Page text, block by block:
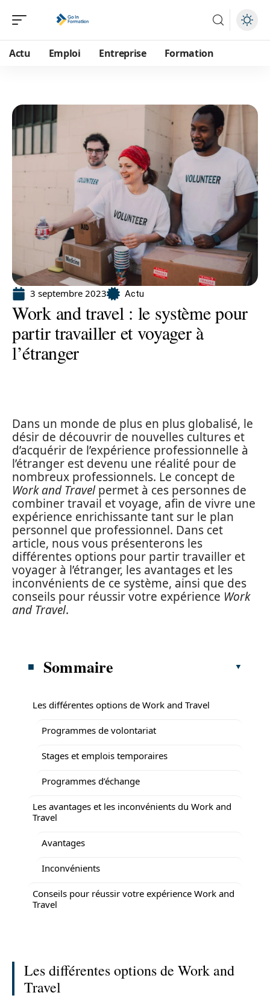
Actu Emploi Entreprise Formation
3 septembre 2023 Actu
Work and travel : le système pour
partir travailler et voyager à
l’étranger
Dans un monde de plus en plus globalisé, le
désir de découvrir de nouvelles cultures et
d’acquérir de l’expérience professionnelle à
l’étranger est devenu une réalité pour de
nombreux professionnels. Le concept de
Work and Travelpermet à ces personnes de
combiner travail et voyage, afin de vivre une
expérience enrichissante tant sur le plan
personnel que professionnel. Dans cet
article, nous vous présenterons les
différentes options pour partir travailler et
voyager à l’étranger, les avantages et les
inconvénients de ce système, ainsi que des
conseils pour réussir votre expérience Work
and Travel.
Sommaire
Les différentes options de Work and Travel
Programmes de volontariat
Stages et emplois temporaires
Programmes d’échange
Les avantages et les inconvénients du Work and
Travel
Avantages
Inconvénients
Conseils pour réussir votre expérience Work and
Travel
Les différentes options de Work and
Travel